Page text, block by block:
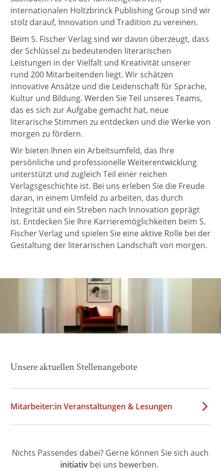
internationalen Holtzbrinck Publishing Group sind wir
stolz darauf, Innovation und Tradition zu vereinen.
Beim S. Fischer Verlag sind wir davon überzeugt, dass
der Schlüssel zu bedeutenden literarischen
Leistungen in der Vielfalt und Kreativität unserer
rund 200 Mitarbeitenden liegt. Wir schätzen
innovative Ansätze und die Leidenschaft für Sprache,
Kultur und Bildung. Werden Sie Teil unseres Teams,
das es sich zur Aufgabe gemacht hat, neue
literarische Stimmen zu entdecken und die Werke von
morgen zu fördern.
Wir bieten Ihnen ein Arbeitsumfeld, das Ihre
persönliche und professionelle Weiterentwicklung
unterstützt und zugleich Teil einer reichen
Verlagsgeschichte ist. Bei uns erleben Sie die Freude
daran, in einem Umfeld zu arbeiten, das durch
Integrität und ein Streben nach Innovation geprägt
ist. Entdecken Sie Ihre Karrieremöglichkeiten beim S.
Fischer Verlag und spielen Sie eine aktive Rolle bei der
Gestaltung der literarischen Landschaft von morgen.
Unsere aktuellen Stellenangebote
Mitarbeiter:in Veranstaltungen & Lesungen
Nichts Passendes dabei? Gerne können Sie sich auch
initiativ bei uns bewerben.